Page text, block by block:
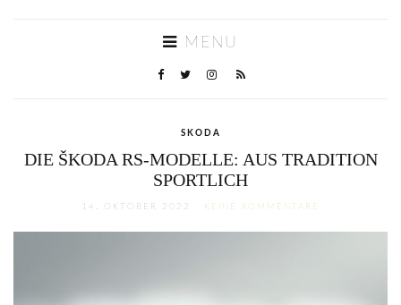
MENU
SKODA
DIE ŠKODA RS-MODELLE: AUS TRADITION
SPORTLICH
14. OKTOBER 2022 KEINE KOMMENTARE